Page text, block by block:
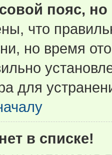
пояс,
что
но время
для
в списке!